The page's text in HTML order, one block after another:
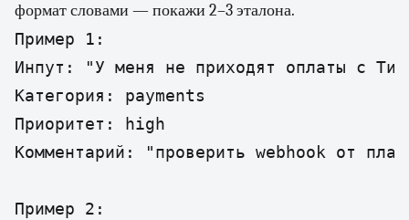
формат словами — покажи 2–3 эталона.
Пример 1:
Инпут: "У меня не приходят оплаты с
Категория: payments
Приоритет: high
Комментарий: "проверить webhook от
Пример 2: